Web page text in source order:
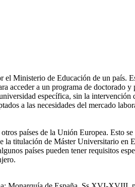
el Ministerio de Educación de un país.
a un programa de doctorado
específica, sin la
a las necesidades del mercado
países de la Unión Europea. Esto
titulación de Máster Universitario
países pueden tener requisitos